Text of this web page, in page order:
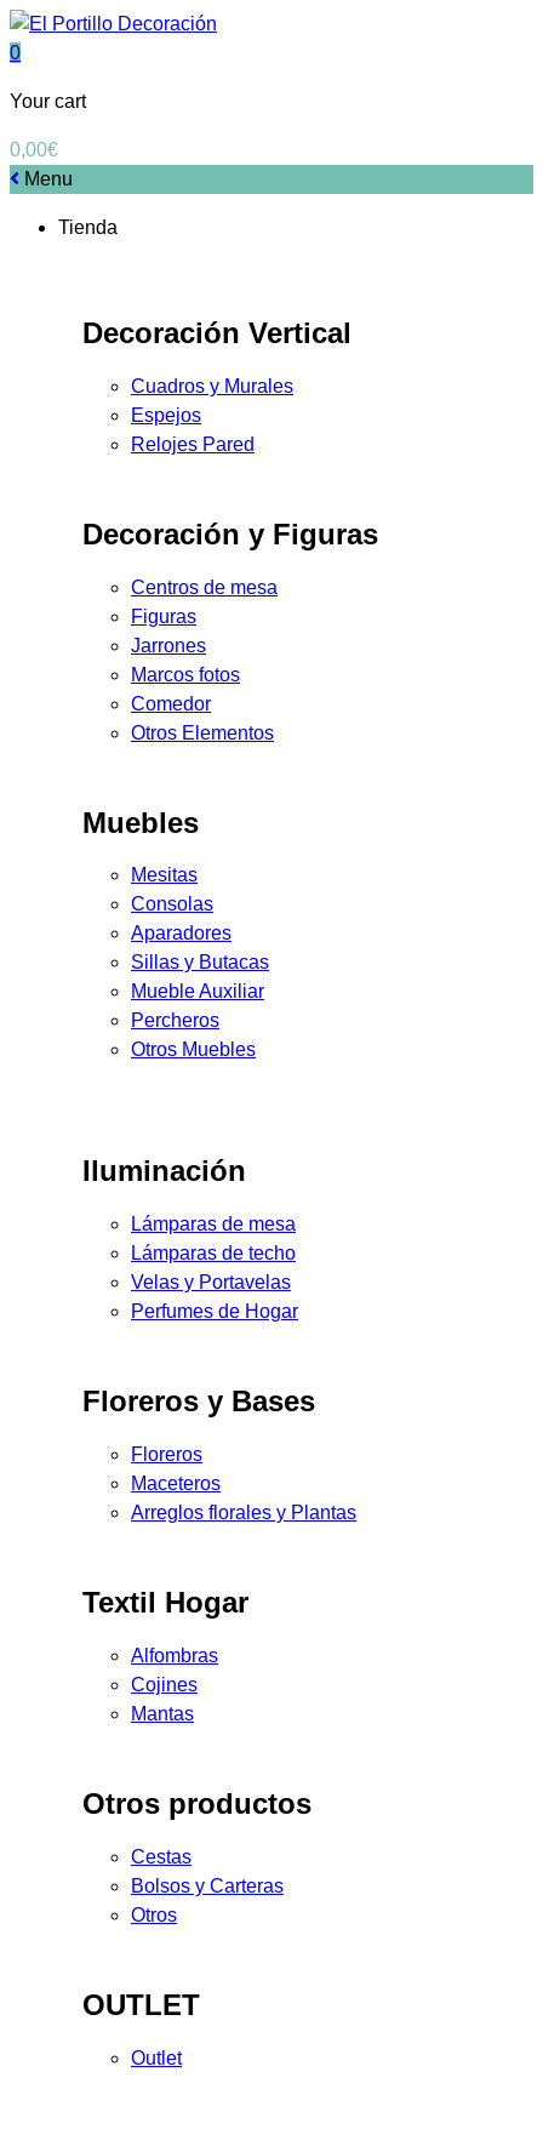
0
Your cart
0,00€
Menu
Tienda
Decoración Vertical
Cuadros y Murales
Espejos
Relojes Pared
Decoración y Figuras
Centros de mesa
Figuras
Jarrones
Marcos fotos
Comedor
Otros Elementos
Muebles
Mesitas
Consolas
Aparadores
Sillas y Butacas
Mueble Auxiliar
Percheros
Otros Muebles
Iluminación
Lámparas de mesa
Lámparas de techo
Velas y Portavelas
Perfumes de Hogar
Floreros y Bases
Floreros
Maceteros
Arreglos florales y Plantas
Textil Hogar
Alfombras
Cojines
Mantas
Otros productos
Cestas
Bolsos y Carteras
Otros
OUTLET
Outlet